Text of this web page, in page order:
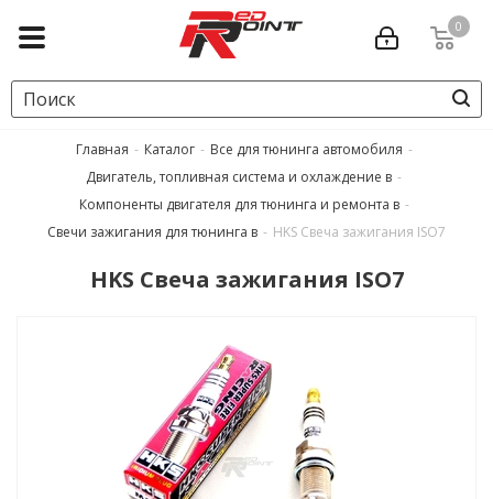
0
Главная - Каталог - Все для тюнинга автомобиля -
Двигатель, топливная система и охлаждение в -
Компоненты двигателя для тюнинга и ремонта в -
Свечи зажигания для тюнинга в - HKS Свеча зажигания ISO7
HKS Свеча зажигания ISO7